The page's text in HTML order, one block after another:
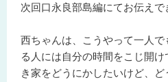
次回口永良部島編にてお伝えで
西ちゃんは、こうやって一人
る人には自分の時間をこじ開
き家をどうにかしたいけど、